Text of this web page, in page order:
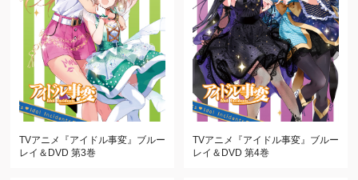
TVアニメ『アイドル事変』 ブルー
レイ＆DVD 第3巻
TVアニメ『アイドル事変』 ブルー
レイ＆DVD 第4巻